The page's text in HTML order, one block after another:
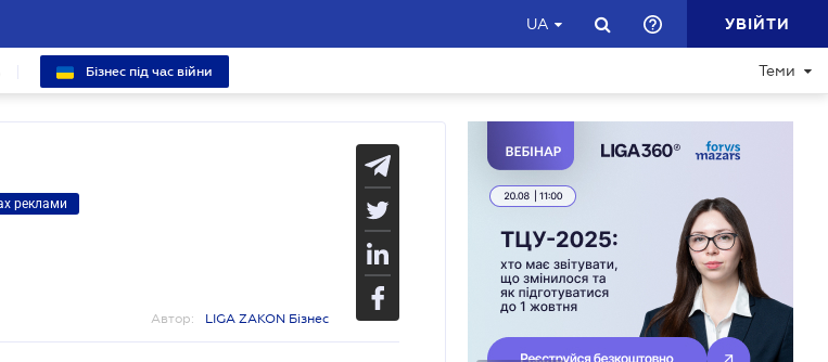
UA УВІЙТИ
Бізнес під час війни Теми
реклами
Автор: LIGA ZAKON Бізнес